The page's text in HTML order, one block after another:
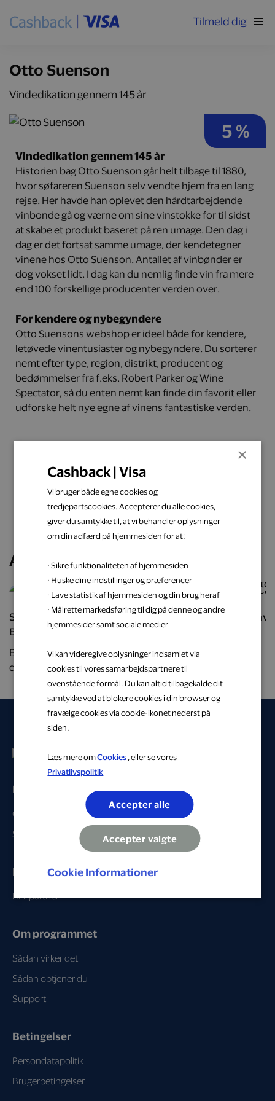
Tilmeld dig
Otto Suenson
Vindedikation gennem 145 år
5 %
Vindedikation gennem 145 år
Historien bag Otto Suenson går helt tilbage til 1880,
hvor søfareren Suenson selv vendte hjem fra en lang
rejse. Her havde han oplevet den hårdtarbejdende
vinbonde gå og værne om sine vinstokke for til sidst
at skabe et produkt baseret på ren umage. Den dag i
dag er det fortsat samme umage, der kendetegner
vinene hos Otto Suenson. Antallet af vinbønder er
dog vokset lidt. I dag kan du nemlig finde vin fra mere
end 100 forskellige producenter verden over.
For kendere og nybegyndere
Otto Suensons webshop er ideel både for kendere,
letøvede vinentusiaster og nybegyndere. Du sorterer
nemt efter type, region, distrikt, producent og
bedømmelser fra f.eks. Robert Parker og Wine
Spectator, så du enten nemt kan finde din favorit eller
udforske helt nye egne af vinens fantastiske verden.
Shop her
Andre kigger også på
Shop eksklusive vine og kvalitetsrig spiritus hos
Brdr. D’s Vinhandel.
Brdr. D’s Vinhandel brænder for at importere
delikate vine fra hele verden – direkte hjem til dig.
Tag dine smagsløg på en udsøgt rejse med Brdr.
D’s Vinhandels fantastiske sortiment.
Gør
Privat
Gå til profil
Se partnere
Erhverv
Bliv partner
Om programmet
Sådan virker det
Sådan optjener du
Support
Betingelser
Persondatapolitik
Brugerbetingelser
×
Cashback | Visa
Vi bruger både egne cookies og
tredjepartscookies. Accepterer du alle cookies,
giver du samtykke til, at vi behandler oplysninger
om din adfærd på hjemmesiden for at:
· Sikre funktionaliteten af hjemmesiden
· Huske dine indstillinger og præferencer
· Lave statistik af hjemmesiden og din brug heraf
· Målrette markedsføring til dig på denne og andre
hjemmesider samt sociale medier
Vi kan videregive oplysninger indsamlet via
cookies til vores samarbejdspartnere til
ovenstående formål. Du kan altid tilbagekalde dit
samtykke ved at blokere cookies i din browser og
fravælge cookies via cookie-ikonet nederst på
siden.
Læs mere omCookies , eller se vores
Privatlivspolitik
Accepter alle
Accepter valgte
Cookie Informationer